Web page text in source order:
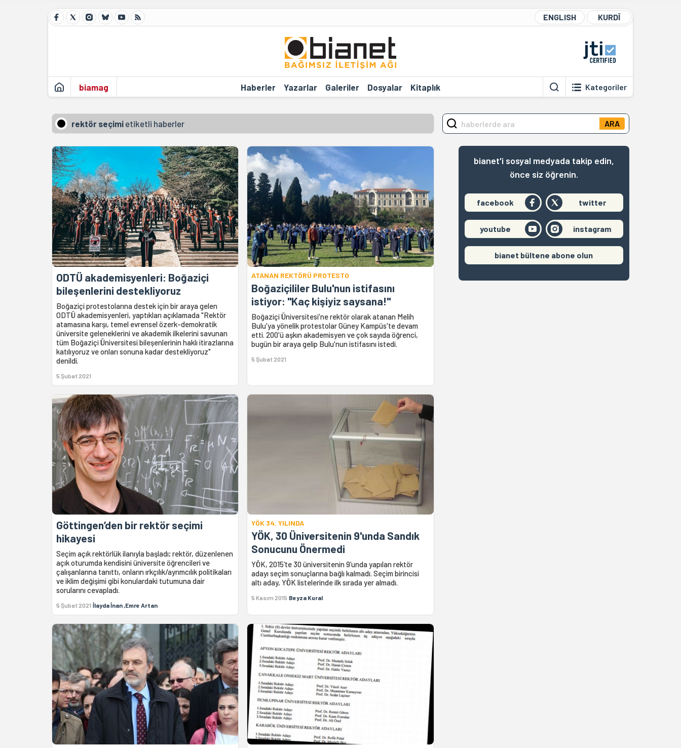
ENGLISH KURDÎ
biamag Haberler Yazarlar Galeriler Dosyalar Kitaplık Kategoriler
rektör seçimi etiketli haberler
ODTÜ akademisyenleri: Boğaziçi
bileşenlerini destekliyoruz
Boğaziçi protestolarına destek için bir araya gelen
ODTÜ akademisyenleri, yaptıkları açıklamada "Rektör
atamasına karşı, temel evrensel özerk-demokratik
üniversite geleneklerini ve akademik ilkelerini savunan
tüm Boğaziçi Üniversitesi bileşenlerinin haklı itirazlarına
katılıyoruz ve onları sonuna kadar destekliyoruz"
denildi.
5 Şubat 2021
ATANAN REKTÖRÜ PROTESTO
Boğaziçililer Bulu'nun istifasını
istiyor: "Kaç kişiyiz saysana!"
Boğaziçi Üniversitesi'ne rektör olarak atanan Melih
Bulu'ya yönelik protestolar Güney Kampüs'te devam
etti. 200'ü aşkın akademisyen ve çok sayıda öğrenci,
bugün bir araya gelip Bulu'nun istifasını istedi.
5 Şubat 2021
Göttingen’den bir rektör seçimi
hikayesi
Seçim açık rektörlük ilanıyla başladı; rektör, düzenlenen
açık oturumda kendisini üniversite öğrencileri ve
çalışanlarına tanıttı, onların ırkçılık/ayrımcılık politikaları
ve iklim değişimi gibi konulardaki tutumuna dair
sorularını cevapladı.
5 Şubat 2021 İlayda İnan ,Emre Artan
YÖK 34. YILINDA
YÖK, 30 Üniversitenin 9'unda Sandık
Sonucunu Önermedi
YÖK, 2015’te 30 üniversitenin 9’unda yapılan rektör
adayı seçim sonuçlarına bağlı kalmadı. Seçim birincisi
altı aday, YÖK listelerinde ilk sırada yer almadı.
5 Kasım 2015 Beyza Kural
ARA
bianet'i sosyal medyada takip edin,
önce siz öğrenin.
facebook twitter
youtube instagram
bianet bültene abone olun